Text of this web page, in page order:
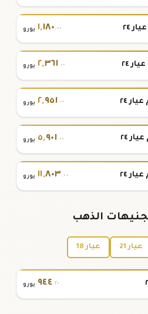
١,١٨٠.٠٠ يورو
٢,٣٦١.٠٠ يورو
٢,٩٥١.٠٠ يورو
٥,٩٠١.٠٠ يورو
١١,٨٠٣.٠٠ يورو
الذهب
عيار 21 عيار 18
٩٤٤.٢٠ يورو